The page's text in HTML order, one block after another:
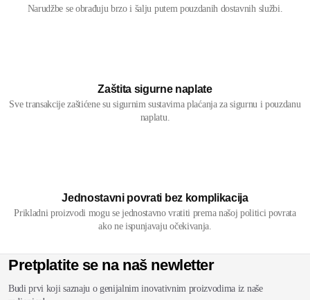
Narudžbe se obrađuju brzo i šalju putem pouzdanih dostavnih službi.
Zaštita sigurne naplate
Sve transakcije zaštićene su sigurnim sustavima plaćanja za sigurnu i pouzdanu
naplatu.
Jednostavni povrati bez komplikacija
Prikladni proizvodi mogu se jednostavno vratiti prema našoj politici povrata
ako ne ispunjavaju očekivanja.
Pretplatite se na naš newletter
Budi prvi koji saznaju o genijalnim inovativnim proizvodima iz naše